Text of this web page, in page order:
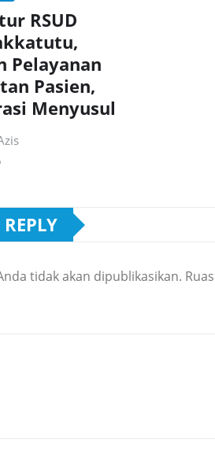
RSUD
Pelayanan
Pasien,
Menyusul
tidak akan dipublikasikan.